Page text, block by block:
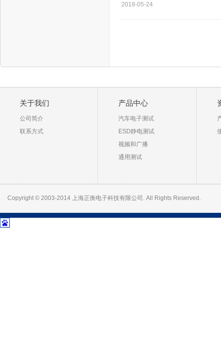
2018-05-24
关于我们
公司简介
联系方式
产品中心
汽车电子测试
ESD静电测试
视频和广播
通用测试
Copyright © 2003-2014 上海正衡电子科技有限公司. All Rights Reserved.